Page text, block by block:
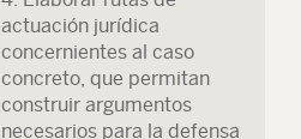
actuación jurídica
concernientes al caso
concreto, que permitan
construir argumentos
necesarios para la defensa